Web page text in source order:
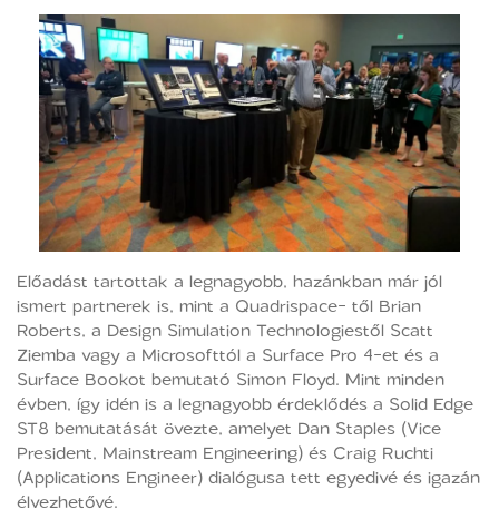
Előadást tartottak a legnagyobb, hazánkban már jól
ismert partnerek is, mint a Quadrispace- től Brian
Roberts, a Design Simulation Technologiestől Scatt
Ziemba vagy a Microsofttól a Surface Pro 4-et és a
Surface Bookot bemutató Simon Floyd. Mint minden
évben, így idén is a legnagyobb érdeklődés a Solid Edge
ST8 bemutatását övezte, amelyet Dan Staples (Vice
President, Mainstream Engineering) és Craig Ruchti
(Applications Engineer) dialógusa tett egyedivé és igazán
élvezhetővé.